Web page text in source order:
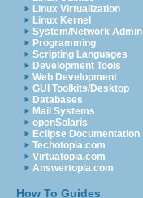
Linux Virtualization
Linux Kernel
System/Network Admin
Programming
Scripting Languages
Development Tools
Web Development
GUI Toolkits/Desktop
Databases
Mail Systems
openSolaris
Eclipse Documentation
Techotopia.com
Virtuatopia.com
Answertopia.com
How To Guides